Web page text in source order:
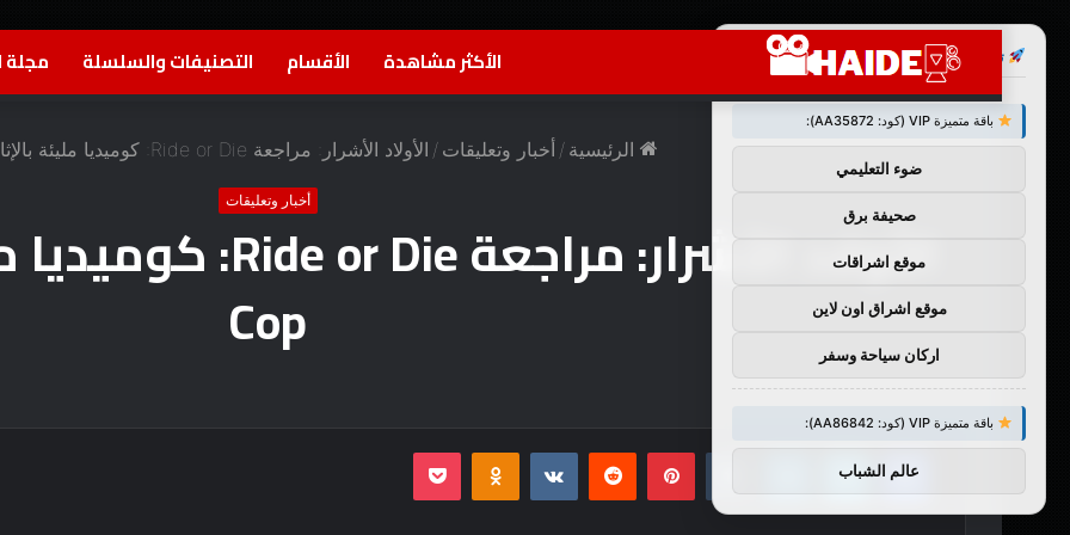
الأكثر مشاهدة الأقسام التصنيفات والسلسلة مجلة
الرئيسية / أخبار وتعليقات / الأولاد الأشرار: مراجعة Ride or Die: كوميديا ​​​​مليئة بالإثارة Buddy Cop
أخبار وتعليقات
Cop
فيسبوكتويتر لينكدإن بينتيريست Odnoklassniki
بوكيت
توصيات :
باقة متميزة VIP (كود: AA35872):
ضوء التعليمي
صحيفة برق
موقع اشراقات
موقع اشراق اون لاين
اركان سياحة وسفر
باقة متميزة VIP (كود: AA86842):
عالم الشباب